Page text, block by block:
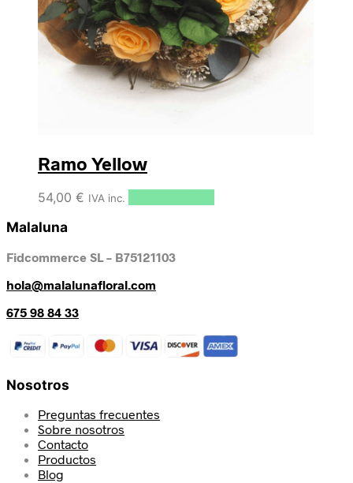
Ramo Yellow
54,00 € IVA inc.
Malaluna
Fidcommerce SL – B75121103
hola@malalunafloral.com
675 98 84 33
Nosotros
Preguntas frecuentes
Sobre nosotros
Contacto
Productos
Blog